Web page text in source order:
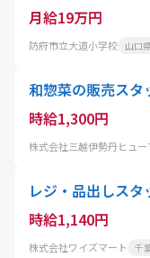
月給19万円
防府市立大道小学校 山口
和惣菜の販売スタ
時給1,300円
レジ・品出しスタ
時給1,140円
株式会社ワイズマート 千